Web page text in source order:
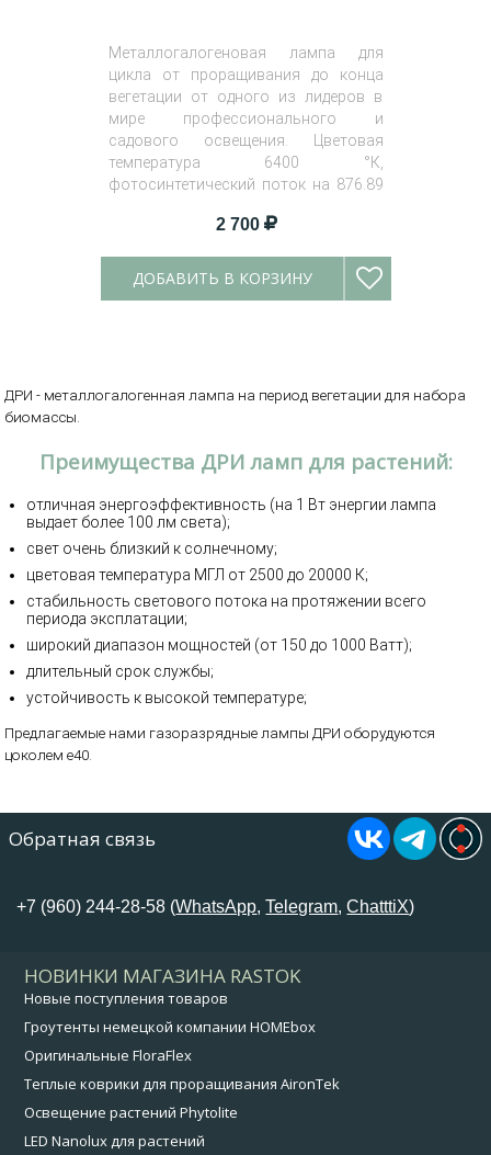
Металлогалогеновая лампа для
цикла от проращивания до конца
вегетации от одного из лидеров в
мире профессионального и
садового освещения. Цветовая
температура 6400 °К,
фотосинтетический поток на 876.89
2 700
ДОБАВИТЬ В КОРЗИНУ
ДРИ - металлогалогенная лампа на период вегетации для набора
биомассы.
Преимущества ДРИ ламп для растений:
отличная энергоэффективность (на 1 Вт энергии лампа
выдает более 100 лм света);
свет очень близкий к солнечному;
цветовая температура МГЛ от 2500 до 20000 К;
стабильность светового потока на протяжении всего
периода эксплатации;
широкий диапазон мощностей (от 150 до 1000 Ватт);
длительный срок службы;
устойчивость к высокой температуре;
Предлагаемые нами газоразрядные лампы ДРИ оборудуются
цоколем e40.
Обратная связь
+7 (960) 244-28-58 (WhatsApp,Telegram,ChatttiX)
НОВИНКИ МАГАЗИНА RASTOK
Новые поступления товаров
Гроутенты немецкой компании HOMEbox
Оригинальные FloraFlex
Теплые коврики для проращивания AironTek
Освещение растений Phytolite
LED Nanolux для растений